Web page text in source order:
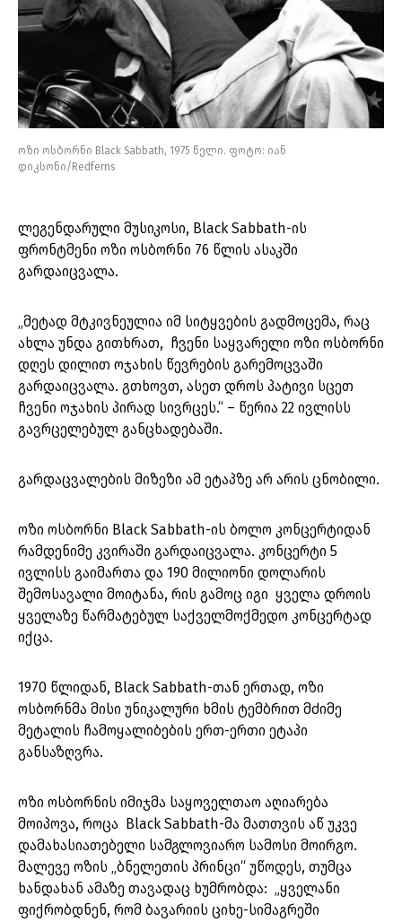
ოზი ოსბორნი Black Sabbath, 1975 წელი. ფოტო: იან
დიკსონი/Redferns
ლეგენდარული მუსიკოსი, Black Sabbath-ის
ფრონტმენი ოზი ოსბორნი 76 წლის ასაკში
გარდაიცვალა.
„მეტად მტკივნეულია იმ სიტყვების გადმოცემა, რაც
ახლა უნდა გითხრათ, ჩვენი საყვარელი ოზი ოსბორნი
დღეს დილით ოჯახის წევრების გარემოცვაში
გარდაიცვალა. გთხოვთ, ასეთ დროს პატივი სცეთ
ჩვენი ოჯახის პირად სივრცეს.“ – წერია 22 ივლისს
გავრცელებულ განცხადებაში.
გარდაცვალების მიზეზი ამ ეტაპზე არ არის ცნობილი.
ოზი ოსბორნი Black Sabbath-ის ბოლო კონცერტიდან
რამდენიმე კვირაში გარდაიცვალა. კონცერტი 5
ივლისს გაიმართა და 190 მილიონი დოლარის
შემოსავალი მოიტანა, რის გამოც იგი ყველა დროის
ყველაზე წარმატებულ საქველმოქმედო კონცერტად
იქცა.
1970 წლიდან, Black Sabbath-თან ერთად, ოზი
ოსბორნმა მისი უნიკალური ხმის ტემბრით მძიმე
მეტალის ჩამოყალიბების ერთ-ერთი ეტაპი
განსაზღვრა.
ოზი ოსბორნის იმიჯმა საყოველთაო აღიარება
მოიპოვა, როცა Black Sabbath-მა მათთვის აწ უკვე
დამახასიათებელი სამგლოვიარო სამოსი მოირგო.
მალევე ოზის „ბნელეთის პრინცი“ უწოდეს, თუმცა
ხანდახან ამაზე თავადაც ხუმრობდა: „ყველანი
ფიქრობდნენ, რომ ბავარიის ციხე-სიმაგრეში